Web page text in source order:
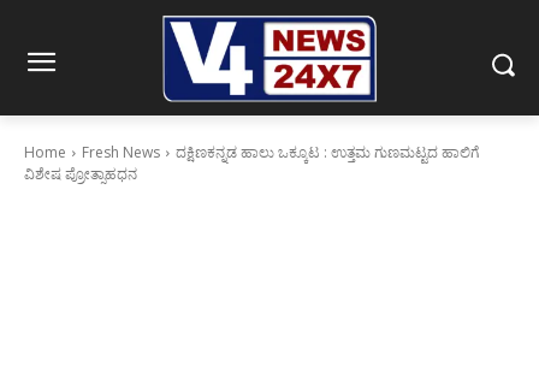
Home Fresh News
ದಕ್ಷಿಣಕನ್ನಡ ಹಾಲು ಒಕ್ಕೂಟ : ಉತ್ತಮ ಗುಣಮಟ್ಟದ ಹಾಲಿಗೆ
ವಿಶೇಷ ಪ್ರೋತ್ಸಾಹಧನ